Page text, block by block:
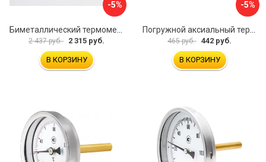
-5%
2 437 руб. 2 315 руб.
В КОРЗИНУ
-5%
465 руб. 442 руб.
В КОРЗИНУ